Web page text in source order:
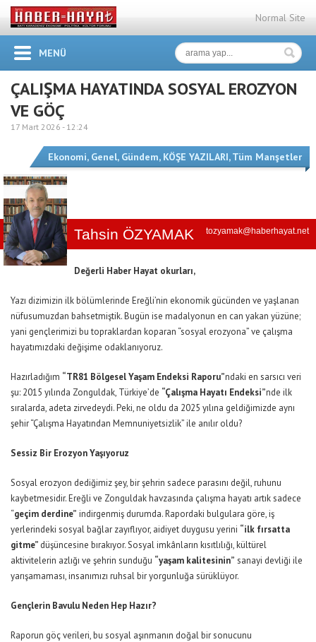
Normal Site
MENÜ
ÇALIŞMA HAYATINDA SOSYAL EROZYON
VE GÖÇ
17 Mart 2026 - 12:24
Ekonomi, Genel, Gündem, KÖŞE YAZILARI,Tüm Manşetler
Tahsin ÖZYAMAK tozyamak@haberhayat.net
Değerli Haber Hayat okurları,
Yazı dizimizin ilk bölümlerinde Ereğli’nin ekonomik gücünden ve yaşlanan
nüfusumuzdan bahsetmiştik. Bugün ise madalyonun en can yakan yüzüne;
yani gençlerimizi bu topraklardan koparan “sosyal erozyona” ve çalışma
hayatımızdaki değişime odaklanıyoruz.
Hazırladığım “TR81 Bölgesel Yaşam Endeksi Raporu”ndaki en sarsıcı veri
şu: 2015 yılında Zonguldak, Türkiye’de “Çalışma Hayatı Endeksi”nde ilk
sıralarda, adeta zirvedeydi. Peki, ne oldu da 2025 yılına geldiğimizde aynı
şehir “Çalışma Hayatından Memnuniyetsizlik” ile anılır oldu?
Sessiz Bir Erozyon Yaşıyoruz
Sosyal erozyon dediğimiz şey, bir şehrin sadece parasını değil, ruhunu
kaybetmesidir. Ereğli ve Zonguldak havzasında çalışma hayatı artık sadece
“geçim derdine” indirgenmiş durumda. Rapordaki bulgulara göre, iş
yerlerindeki sosyal bağlar zayıflıyor, aidiyet duygusu yerini “ilk fırsatta
gitme” düşüncesine bırakıyor. Sosyal imkânların kısıtlılığı, kültürel
aktivitelerin azlığı ve şehrin sunduğu “yaşam kalitesinin” sanayi devliği ile
yarışamaması, insanımızı ruhsal bir yorgunluğa sürüklüyor.
Gençlerin Bavulu Neden Hep Hazır?
Raporun göç verileri, bu sosyal aşınmanın doğal bir sonucunu